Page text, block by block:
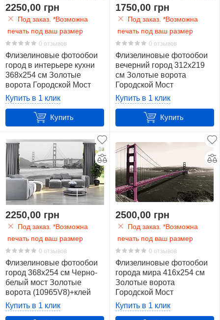
2250,00 грн
Под заказ. *Возможна
печать под ваш размер
0 отзывов
Флизелиновые фотообои
город в интерьере кухни
368x254 см Золотые
ворота Городской Мост
(1196V8)+клей
Купить в 1 клик
Купить
1750,00 грн
Под заказ. *Возможна
печать под ваш размер
0 отзывов
Флизелиновые фотообои
вечерний город 312x219
см Золотые ворота
Городской Мост
(1196VEXXL)+клей
Купить в 1 клик
Купить
2250,00 грн
Под заказ. *Возможна
печать под ваш размер
0 отзывов
Флизелиновые фотообои
город 368x254 см Черно-
белый мост Золотые
ворота (10965V8)+клей
Купить в 1 клик
2500,00 грн
Под заказ. *Возможна
печать под ваш размер
0 отзывов
Флизелиновые фотообои
города мира 416x254 см
Золотые ворота
Городской Мост
(1196VEXXXL)+клей
Купить в 1 клик